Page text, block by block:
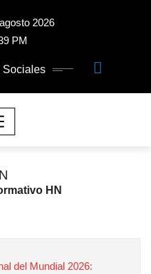
2026
PM
Sociales
HN
del Mundial 2026: